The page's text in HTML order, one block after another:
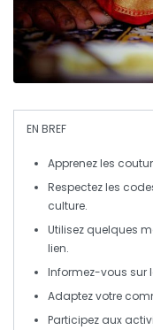
EN BREF
Apprenez les
Respectez les
culture.
Utilisez quelques
lien.
Informez-vous sur
Adaptez votre
Participez aux